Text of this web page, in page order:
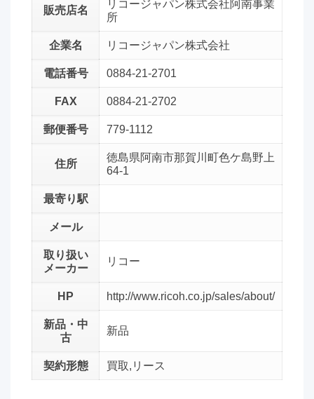
販売店名
リコージャパン株式会社阿南事業
所
企業名 リコージャパン株式会社
電話番号 0884-21-2701
FAX 0884-21-2702
郵便番号 779-1112
住所
徳島県阿南市那賀川町色ケ島野上
64-1
最寄り駅
メール
取り扱い
メーカー
リコー
HP http://www.ricoh.co.jp/sales/about/
新品・中
古
新品
契約形態 買取,リース